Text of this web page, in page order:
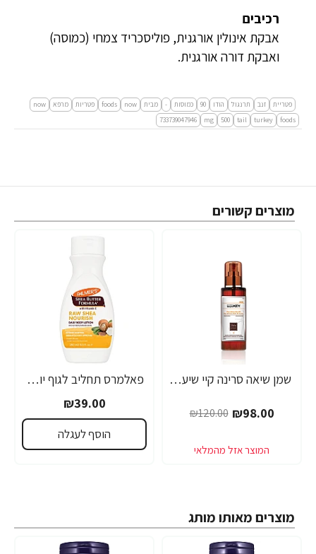
רכיבים
אבקת אינולין אורגנית, פוליסכריד צמחי (כמוסה)
ואבקת דורה אורגנית.
פטריית זנב תרנגול הודו 90 כמוסות - מבית now
foods פטריות מרפא
now
foods
turkey
tail
500
mg
733739047946
מוצרים קשורים
-18% שמן שיאה סרינה קיי שיער דק, יבש, דליל וחלש Volume Lift - מבית Saryna Key
₪98.00
₪120.00
פאלמרס תחליב לגוף יומי להזנה ולריכוך עם חמאת שיאה ויטמין E נפח 250 מ"ל - Palmer's
₪39.00
הוסף לעגלה
מוצרים מאותו מותג